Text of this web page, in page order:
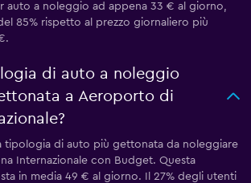
auto a noleggio ad appena 33 € al giorno,
85% rispetto al prezzo giornaliero più
di auto a noleggio
a Aeroporto di
tipologia di auto più gettonata da noleggiare
Internazionale con Budget. Questa
in media 49 € al giorno. Il 27% degli utenti